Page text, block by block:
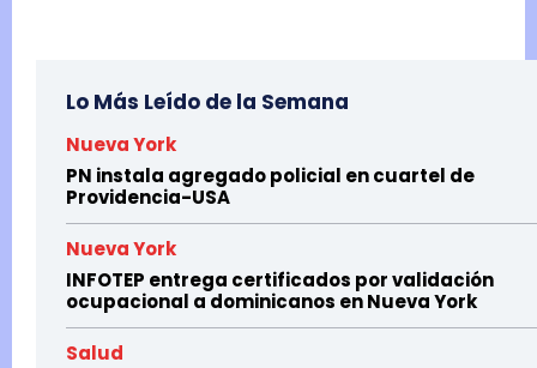
Lo Más Leído de la Semana
Nueva York
PN instala agregado policial en cuartel de
Providencia-USA
Nueva York
INFOTEP entrega certificados por validación
ocupacional a dominicanos en Nueva York
Salud